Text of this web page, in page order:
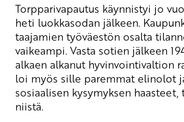
Torpparivapautus käynnistyi jo
heti luokkasodan jälkeen.
taajamien työväestön osalta
vaikeampi. Vasta sotien jälkeen
alkaen alkanut hyvinvointivaltion
loi myös sille paremmat elinolot
sosiaalisen kysymyksen haasteet,
niistä.